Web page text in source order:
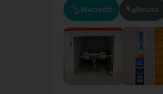
Websäit Route